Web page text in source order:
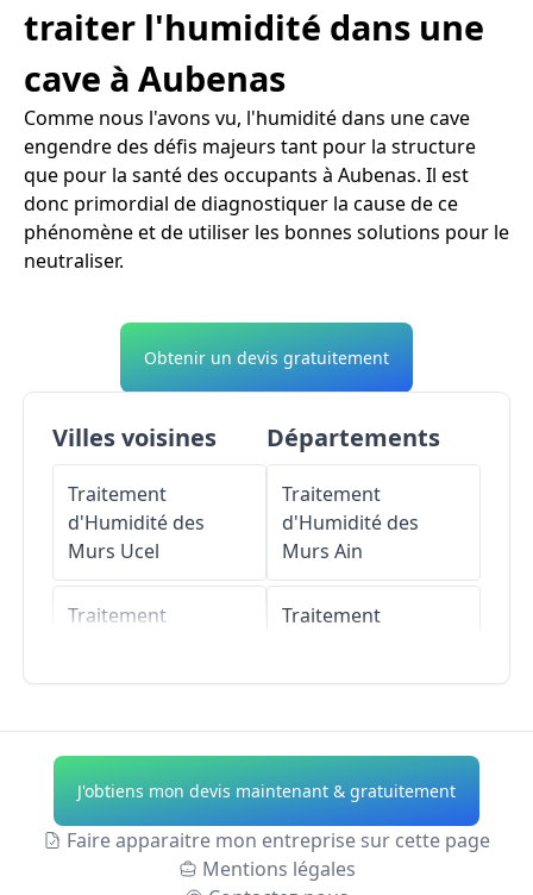
traiter l'humidité dans une
cave à Aubenas
Comme nous l'avons vu, l'humidité dans une cave
engendre des défis majeurs tant pour la structure
que pour la santé des occupants à Aubenas. Il est
donc primordial de diagnostiquer la cause de ce
phénomène et de utiliser les bonnes solutions pour le
neutraliser.
Obtenir un devis gratuitement
Villes voisines
Traitement
d'Humidité des
Murs Ucel
Traitement
Traitement
d'Humidité des
MursMercuer
Départements
Traitement
d'Humidité des
Murs Ain
Traitement
Traitement
d'Humidité des
Murs Allier
Traitement
d'Humidité des
J'obtiens mon devis maintenant & gratuitement
Faire apparaitre mon entreprise sur cette page
Mentions légales